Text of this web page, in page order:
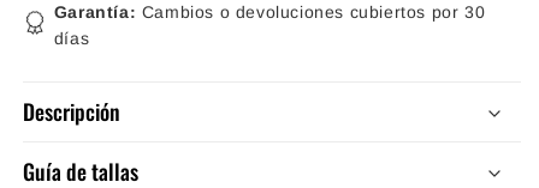
Garantía: Cambios o devoluciones cubiertos por 30
días
Descripción
Guía de tallas